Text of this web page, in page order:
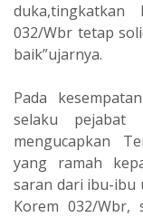
032/Wbr tetap
baik”ujarnya.
Pada
selaku pejabat
mengucapkan
yang ramah
saran dari ibu-ibu
Korem 032/Wbr,